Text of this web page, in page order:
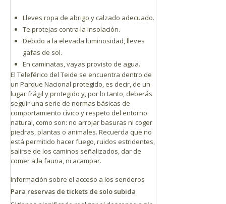
Lleves ropa de abrigo y calzado adecuado.
Te protejas contra la insolación.
Debido a la elevada luminosidad, lleves
gafas de sol.
En caminatas, vayas provisto de agua.
El Teleférico del Teide se encuentra dentro de
un Parque Nacional protegido, es decir, de un
lugar frágil y protegido y, por lo tanto, deberás
seguir una serie de normas básicas de
comportamiento cívico y respeto del entorno
natural, como son: no arrojar basuras ni coger
piedras, plantas o animales. Recuerda que no
está permitido hacer fuego, ruidos estridentes,
salirse de los caminos señalizados, dar de
comer a la fauna, ni acampar.
Información sobre el acceso a los senderos
Para reservas de tickets de solo subida